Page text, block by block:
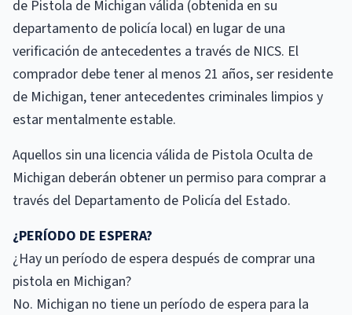
de Pistola de Michigan válida (obtenida en su
departamento de policía local) en lugar de una
verificación de antecedentes a través de NICS. El
comprador debe tener al menos 21 años, ser residente
de Michigan, tener antecedentes criminales limpios y
estar mentalmente estable.
Aquellos sin una licencia válida de Pistola Oculta de
Michigan deberán obtener un permiso para comprar a
través del Departamento de Policía del Estado.
¿PERÍODO DE ESPERA?
¿Hay un período de espera después de comprar una
pistola en Michigan?
No. Michigan no tiene un período de espera para la